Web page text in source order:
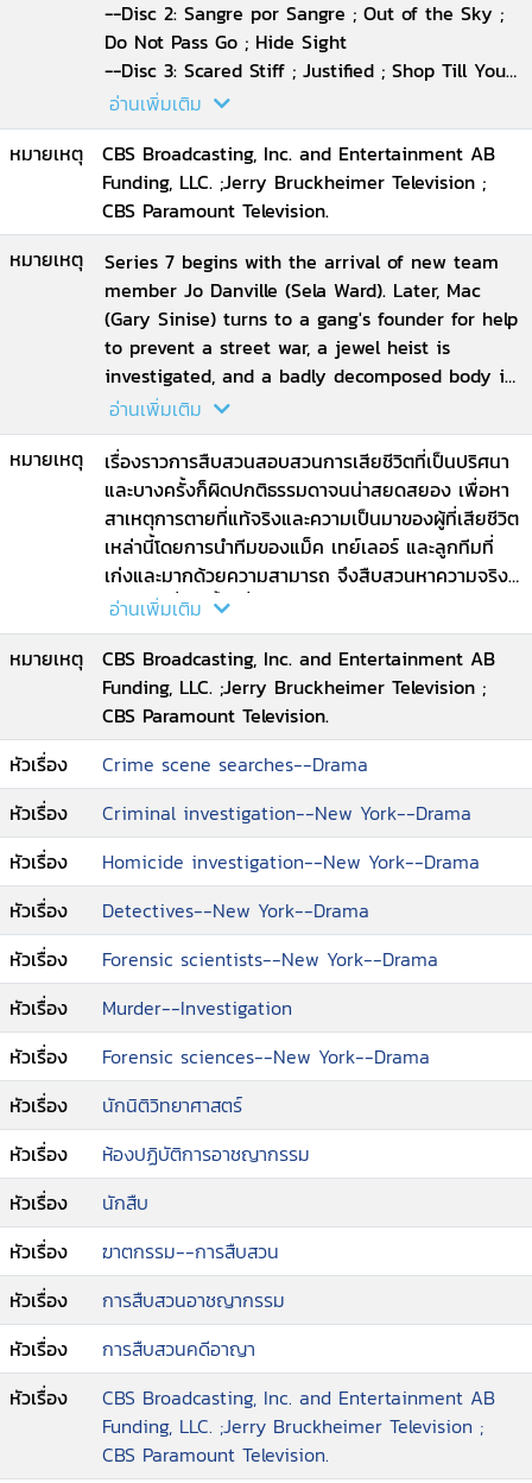
--Disc 2: Sangre por Sangre ; Out of the Sky ;
Do Not Pass Go ; Hide Sight
--Disc 3: Scared Stiff ; Justified ; Shop Till You
Drop
--Disc 4: To What End? ; Holding Cell ; Party
Down ; Smooth Criminal
--Disc 5: Vigilante ; The Untouchable ; Do or
Die ; Identity Crisis
--Disc 6: Food for Thought ; Nothing for
Something ; Life Sentence ; Exit Strategy
อ่านเพิ่มเติม
หมายเหตุ
CBS Broadcasting, Inc. and Entertainment AB
Funding, LLC. ;Jerry Bruckheimer Television ;
CBS Paramount Television.
หมายเหตุ
Series 7 begins with the arrival of new team
member Jo Danville (Sela Ward). Later, Mac
(Gary Sinise) turns to a gang's founder for help
to prevent a street war, a jewel heist is
investigated, and a badly decomposed body is
discovered in an abandoned car on a rooftop.
Also back in the seventh season are Carmine
Giovinazzo, Eddie Cahill, Hill Harper, Anna
Belknap, Robert Joy and A.J. Buckley, while the
NFL's Rex Ryan and Mike Tannenbaum make
an appearance in "Nothing for Something."
อ่านเพิ่มเติม
หมายเหตุ
เรื่องราวการสืบสวนสอบสวนการเสียชีวิตที่เป็นปริศนา
และบางครั้งก็ผิดปกติธรรมดาจนน่าสยดสยอง เพื่อหา
สาเหตุการตายที่แท้จริงและความเป็นมาของผู้ที่เสียชีวิต
เหล่านี้โดยการนำทีมของแม็ค เทย์เลอร์ และลูกทีมที่
เก่งและมากด้วยความสามารถ จึงสืบสวนหาความจริง
ของคดี ที่เกิดขึ้นเพื่อตามหาฆาตกรและรวมถึง
อาชญากรรมร้ายแรงอื่น ๆ ที่เกิดขึ้นในนิวยอร์ก..เมื่อ
คดีสุดระทึกครั้งใหม่กำลังกระชากเหล่าซีเอสไอไปสู่
ความเปลี่ยนแปลงที่พวกเขาไม่อาจคาดคิด ปริศนาแห่ง
เงื่อนงำ ฆาตกรรมที่รอการพิสูจน์ กับภารกิจตามล่า
เหล่าอาชญากรของ ทีมสืบสวนมือฉมัง
อ่านเพิ่มเติม
หมายเหตุ
CBS Broadcasting, Inc. and Entertainment AB
Funding, LLC. ;Jerry Bruckheimer Television ;
CBS Paramount Television.
หัวเรื่อง
Crime scene searches--Drama
หัวเรื่อง
Criminal investigation--New York--Drama
หัวเรื่อง
Homicide investigation--New York--Drama
หัวเรื่อง
Detectives--New York--Drama
หัวเรื่อง
Forensic scientists--New York--Drama
หัวเรื่อง
Murder--Investigation
หัวเรื่อง
Forensic sciences--New York--Drama
หัวเรื่อง
นักนิติวิทยาศาสตร์
หัวเรื่อง
ห้องปฏิบัติการอาชญากรรม
หัวเรื่อง
นักสืบ
หัวเรื่อง
ฆาตกรรม--การสืบสวน
หัวเรื่อง
การสืบสวนอาชญากรรม
หัวเรื่อง
การสืบสวนคดีอาญา
หัวเรื่อง
CBS Broadcasting, Inc. and Entertainment AB
Funding, LLC. ;Jerry Bruckheimer Television ;
CBS Paramount Television.